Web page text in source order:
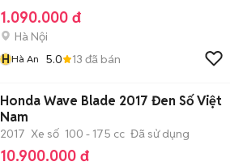
1.090.000 đ
Hà Nội
HHà An 5.0 13 đã bán
Honda Wave Blade 2017 Đen Số Việt
Nam
2017 Xe số 100 - 175 cc Đã sử dụng
10.900.000 đ